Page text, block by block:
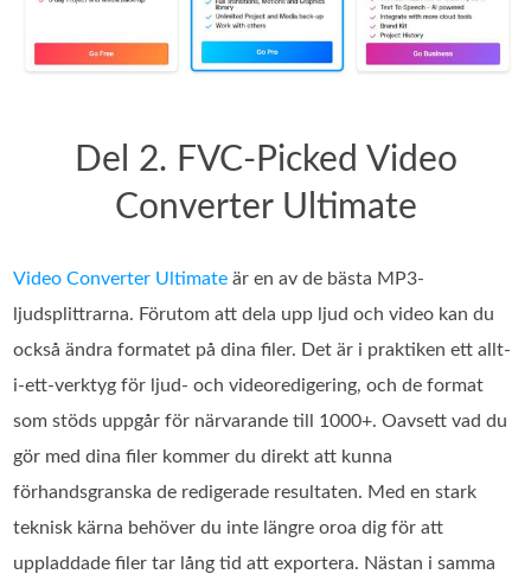
Del 2. FVC-Picked Video
Converter Ultimate
Video Converter Ultimate är en av de bästa MP3-
ljudsplittrarna. Förutom att dela upp ljud och video kan du
också ändra formatet på dina filer. Det är i praktiken ett allt-
i-ett-verktyg för ljud- och videoredigering, och de format
som stöds uppgår för närvarande till 1000+. Oavsett vad du
gör med dina filer kommer du direkt att kunna
förhandsgranska de redigerade resultaten. Med en stark
teknisk kärna behöver du inte längre oroa dig för att
uppladdade filer tar lång tid att exportera. Nästan i samma